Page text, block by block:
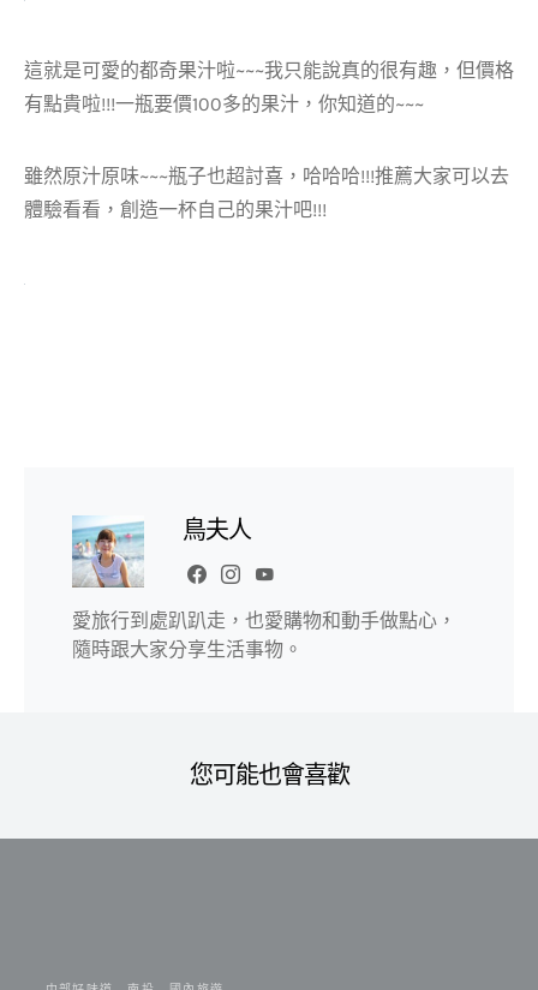
這就是可愛的都奇果汁啦~~~我只能說真的很有趣，但價格
有點貴啦!!!一瓶要價100多的果汁，你知道的~~~
雖然原汁原味~~~瓶子也超討喜，哈哈哈!!!推薦大家可以去
體驗看看，創造一杯自己的果汁吧!!!
鳥夫人
愛旅行到處趴趴走，也愛購物和動手做點心，
隨時跟大家分享生活事物。
您可能也會喜歡